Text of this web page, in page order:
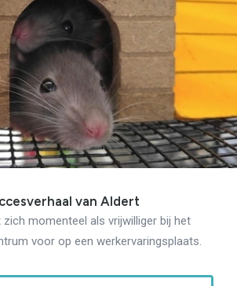
van Aldert
zich momenteel als vrijwilliger bij het
voor op een werkervaringsplaats.